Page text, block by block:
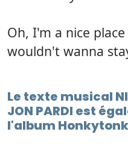
Oh, I'm a nice
wouldn't wanna
Le texte musical
JON PARDI est
l'album